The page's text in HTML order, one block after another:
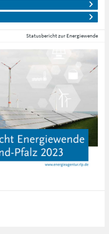
Statusbericht zur Energiewende